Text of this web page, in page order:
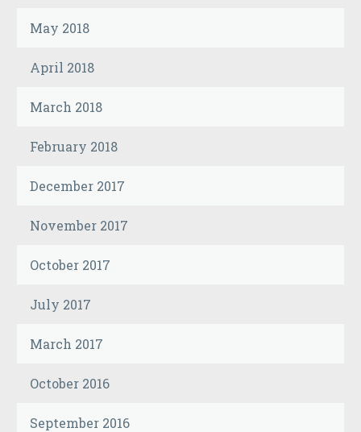
May 2018
April 2018
March 2018
February 2018
December 2017
November 2017
October 2017
July 2017
March 2017
October 2016
September 2016